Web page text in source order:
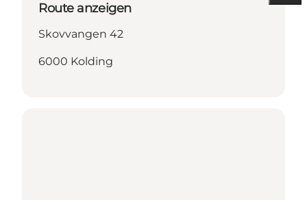
Route anzeigen
Skovvangen 42
6000 Kolding